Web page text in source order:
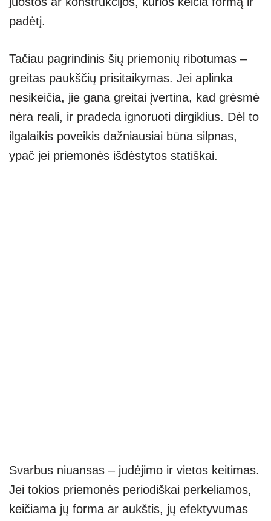
padėtį.
Tačiau pagrindinis šių priemonių ribotumas –
greitas paukščių prisitaikymas. Jei aplinka
nesikeičia, jie gana greitai įvertina, kad grėsmė
nėra reali, ir pradeda ignoruoti dirgiklius. Dėl to
ilgalaikis poveikis dažniausiai būna silpnas,
ypač jei priemonės išdėstytos statiškai.
Svarbus niuansas – judėjimo ir vietos keitimas.
Jei tokios priemonės periodiškai perkeliamos,
keičiama jų forma ar aukštis, jų efektyvumas